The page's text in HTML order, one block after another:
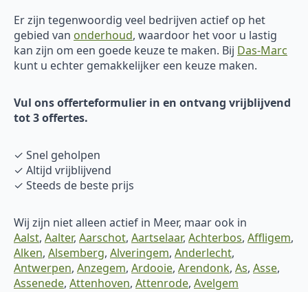
Er zijn tegenwoordig veel bedrijven actief op het
gebied van onderhoud, waardoor het voor u lastig
kan zijn om een goede keuze te maken. Bij Das-Marc
kunt u echter gemakkelijker een keuze maken.
Vul ons offerteformulier in en ontvang vrijblijvend
tot 3 offertes.
✓ Snel geholpen
✓ Altijd vrijblijvend
✓ Steeds de beste prijs
Wij zijn niet alleen actief in Meer, maar ook in
Aalst, Aalter, Aarschot, Aartselaar, Achterbos, Affligem,
Alken, Alsemberg, Alveringem, Anderlecht,
Antwerpen, Anzegem, Ardooie, Arendonk, As, Asse,
Assenede, Attenhoven, Attenrode, Avelgem